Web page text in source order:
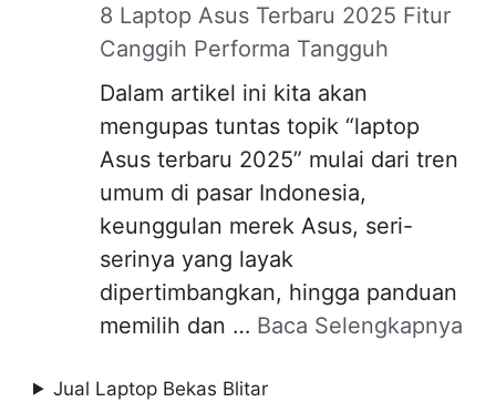
8 Laptop Asus Terbaru 2025 Fitur
Canggih Performa Tangguh
Dalam artikel ini kita akan
mengupas tuntas topik “laptop
Asus terbaru 2025” mulai dari tren
umum di pasar Indonesia,
keunggulan merek Asus, seri-
serinya yang layak
dipertimbangkan, hingga panduan
memilih dan … Baca Selengkapnya
Jual Laptop Bekas Blitar